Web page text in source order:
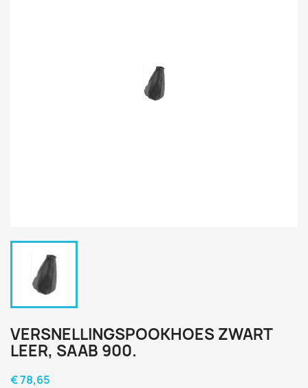
VERSNELLINGSPOOKHOES ZWART
LEER, SAAB 900.
€ 78,65